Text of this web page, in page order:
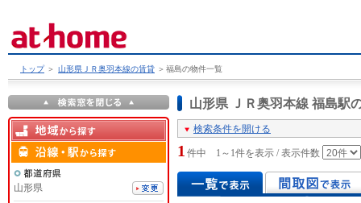
トップ ＞ 山形県ＪＲ奥羽本線の賃貸 ＞ 福島の物件一覧
山形県 ＪＲ奥羽本線 福島駅
検索条件を開ける
1 件中 1～1件を表示 / 表示件数
山形県